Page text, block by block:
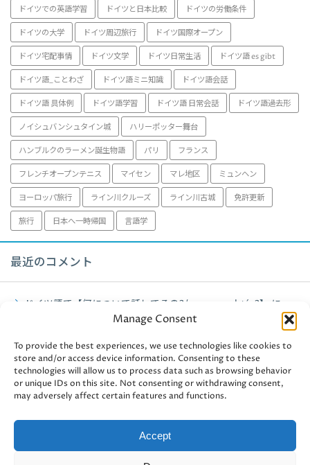
Manage Consent
To provide the best experiences, we use technologies like cookies to
store and/or access device information. Consenting to these
technologies will allow us to process data such as browsing behavior
or unique IDs on this site. Not consenting or withdrawing consent,
may adversely affect certain features and functions.
Accept
ドイツでの英語学習 ドイツと日本比較 ドイツの労働条件
ドイツの大学 ドイツ周辺旅行 ドイツ国際オープン
ドイツ宅配事情 ドイツ文学 ドイツ日常生活 ドイツ語 es gibt
ドイツ語_ことわざ ドイツ語ミニ知識 ドイツ語会話
ドイツ語 具体例 ドイツ語学習 ドイツ語 日常会話 ドイツ語過去形
ノイシュバンシュタイン城 ハリーポッター舞台
ハンブルクのラーメン誕生物語 パリ フランス
フレンチオープンテニス マイセン マレ地区 ミュンヘン
ヨーロッパ旅行 ライン川クルーズ ライン川古城 免許更新
旅行 日本へ一時帰国 言語学
最近のコメント
ドイツ語で【何について話してるの?/worum geht´s?】
に
ミュンヘン観光【アルテピナコテーク】2021年 にfujikoより
ミュンヘン観光【アルテピナコテーク】2021年にuser-
438241より